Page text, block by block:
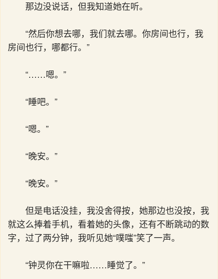
那边没说话，但我知道她在听。
“然后你想去哪，我们就去哪。你房间也行，我
房间也行，哪都行。”
“……嗯。”
“睡吧。”
“嗯。”
“晚安。”
“晚安。”
但是电话没挂，我没舍得按，她那边也没按，我
就这么捧着手机，看着她的头像，还有不断跳动的数
字，过了两分钟，我听见她“噗嗤”笑了一声。
“钟灵你在干嘛啦……睡觉了。”